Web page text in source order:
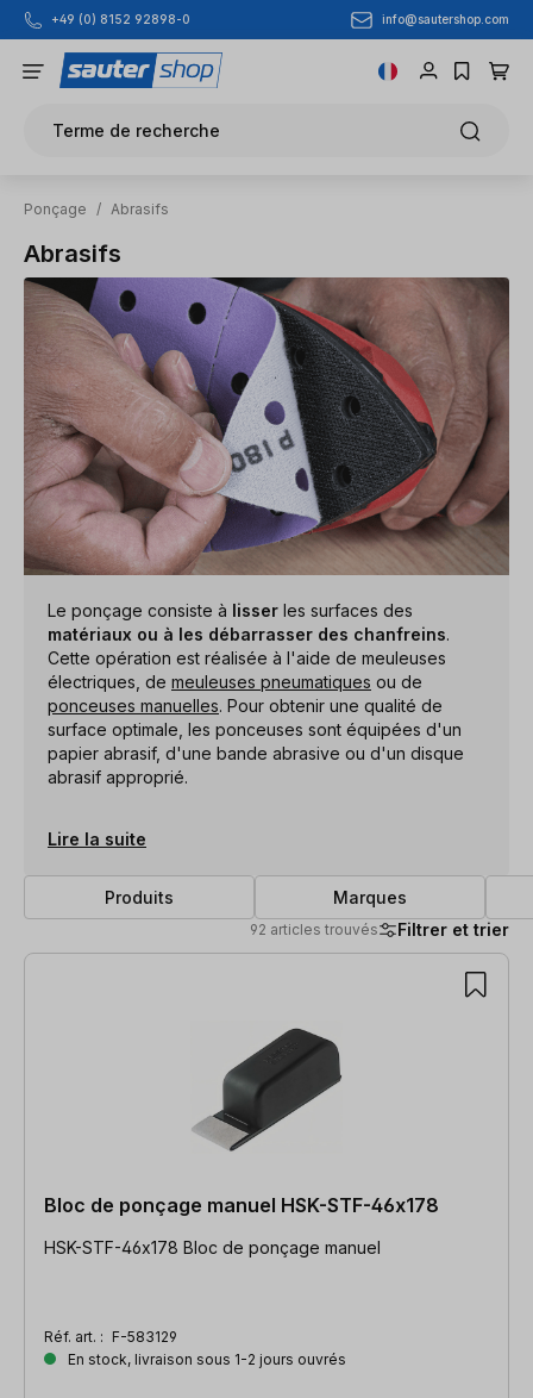
Passer au contenu principal
+49 (0) 8152 92898-0 info@sautershop.com
Terme de recherche
Ponçage / Abrasifs
Abrasifs
Le ponçage consiste à lisser les surfaces des
matériaux ou à les débarrasser des chanfreins.
Cette opération est réalisée à l'aide de meuleuses
électriques, de meuleuses pneumatiques ou de
ponceuses manuelles. Pour obtenir une qualité de
surface optimale, les ponceuses sont équipées d'un
papier abrasif, d'une bande abrasive ou d'un disque
abrasif approprié.
Lire la suite
Produits Marques
92 articles trouvés Filtrer et trier
92 articles trouvés
Bloc de ponçage manuel HSK-STF-46x178
HSK-STF-46x178 Bloc de ponçage manuel
Réf. art. : F-583129
En stock, livraison sous 1-2 jours ouvrés